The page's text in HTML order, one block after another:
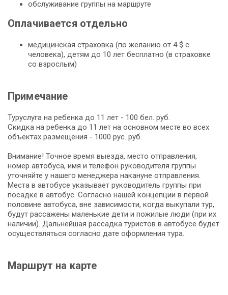
обслуживание группы на маршруте
Оплачивается отдельно
медицинская страховка (по желанию от 4 $ с
человека), детям до 10 лет бесплатно (в страховке
со взрослым)
Примечание
Туруслуга на ребенка до 11 лет - 100 бел. руб.
Скидка на ребенка до 11 лет на основном месте во всех
объектах размещения - 1000 рус. руб.
Внимание! Точное время выезда, место отправления,
номер автобуса, имя и телефон руководителя группы
уточняйте у нашего менеджера накануне отправления.
Места в автобусе указывает руководитель группы при
посадке в автобус. Согласно нашей концепции в первой
половине автобуса, вне зависимости, когда выкупали тур,
будут рассажены маленькие дети и пожилые люди (при их
наличии). Дальнейшая рассадка туристов в автобусе будет
осуществляться согласно дате оформления тура.
Маршрут на карте